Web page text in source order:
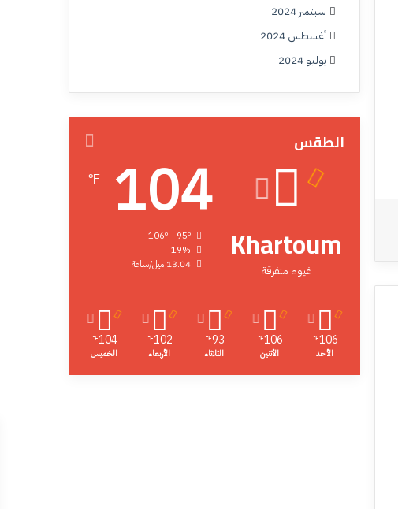
سبتمبر 2024
أغسطس 2024
يوليو 2024
الطقس
Khartoum
غيوم متفرقة
104
℉
106º - 95º
19%
13.04 ميل/ساعة
106
℉
الأحد
106
℉
الأثنين
93
℉
الثلاثاء
102
℉
الأربعاء
104
℉
الخميس